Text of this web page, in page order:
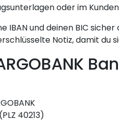
oder im
IBAN und deinen BIC
Notiz, damit du
40213)